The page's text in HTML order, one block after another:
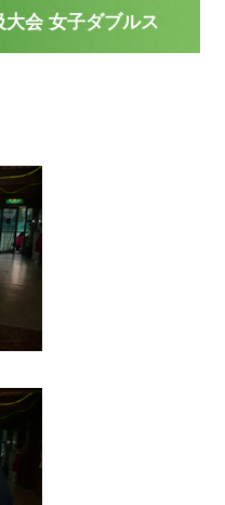
会 女子ダブルス